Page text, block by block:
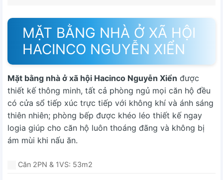
MẶT BẰNG NHÀ Ở XÃ HỘI
HACINCO NGUYỄN XIỂN
Mặt bằng nhà ở xã hội Hacinco Nguyễn Xiển được
thiết kế thông minh, tất cả phòng ngủ mọi căn hộ đều
có cửa sổ tiếp xúc trực tiếp với không khí và ánh sáng
thiên nhiên; phòng bếp được khéo léo thiết kế ngay
logia giúp cho căn hộ luôn thoáng đãng và không bị
ám mùi khi nấu ăn.
Căn 2PN & 1VS: 53m2